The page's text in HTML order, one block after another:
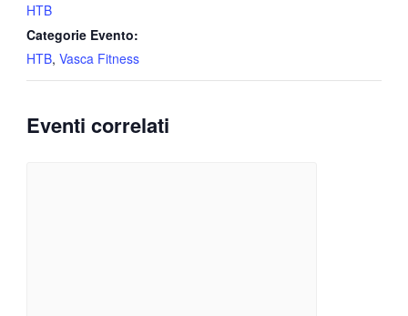
HTB
Categorie Evento:
HTB, Vasca Fitness
Eventi correlati